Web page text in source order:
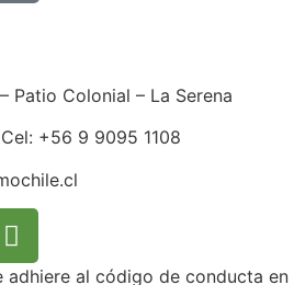
Patio Colonial – La Serena
+56 9 9095 1108
adhiere al código de conducta en